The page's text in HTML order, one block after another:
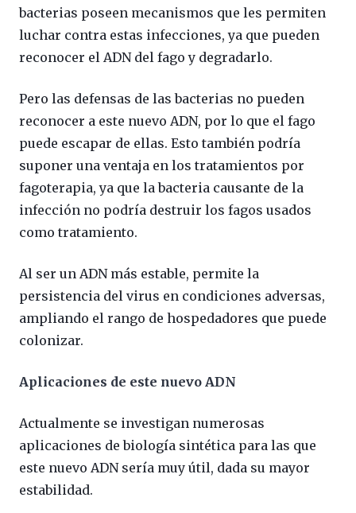
bacterias poseen mecanismos que les permiten
luchar contra estas infecciones, ya que pueden
reconocer el ADN del fago y degradarlo.
Pero las defensas de las bacterias no pueden
reconocer a este nuevo ADN, por lo que el fago
puede escapar de ellas. Esto también podría
suponer una ventaja en los tratamientos por
fagoterapia, ya que la bacteria causante de la
infección no podría destruir los fagos usados
como tratamiento.
Al ser un ADN más estable, permite la
persistencia del virus en condiciones adversas,
ampliando el rango de hospedadores que puede
colonizar.
Aplicaciones de este nuevo ADN
Actualmente se investigan numerosas
aplicaciones de biología sintética para las que
este nuevo ADN sería muy útil, dada su mayor
estabilidad.